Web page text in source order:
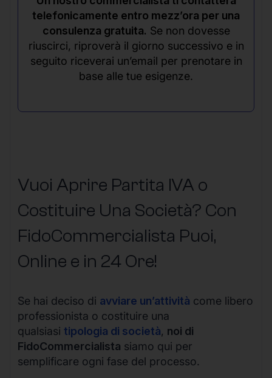
telefonicamente entro mezz’ora per una
consulenza gratuita. Se non dovesse
riuscirci, riproverà il giorno successivo e in
seguito riceverai un’email per prenotare in
base alle tue esigenze.
Vuoi Aprire Partita IVA o
Costituire Una Società? Con
FidoCommercialista Puoi,
Online e in 24 Ore!
Se hai deciso di avviare un’attività come libero
professionista o costituire una
qualsiasi tipologia di società, noi di
FidoCommercialista siamo qui per
semplificare ogni fase del processo.